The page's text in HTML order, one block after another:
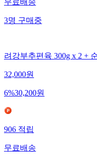
무료배송
3명구매중
려강부추편육 300g x 2 +
32,000원
6%30,200원
906적립
무료배송